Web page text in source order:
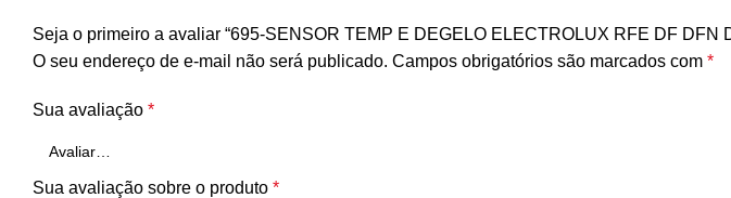
Seja o primeiro a avaliar “695-SENSOR TEMP E DEGELO ELECTROLUX RFE DF DFN
O seu endereço de e-mail não será publicado. Campos obrigatórios são marcados com *
Sua avaliação *
Sua avaliação sobre o produto *